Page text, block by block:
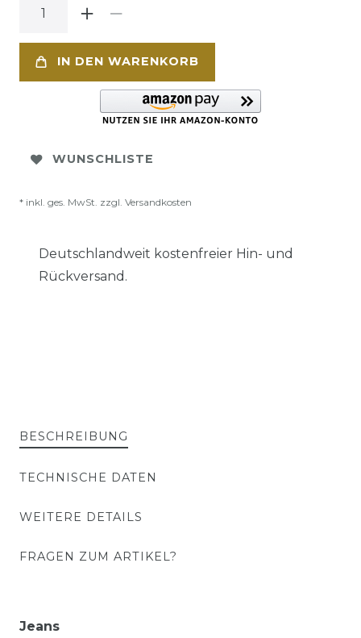
IN DEN WARENKORB
WUNSCHLISTE
* inkl. ges. MwSt. zzgl. Versandkosten
Deutschlandweit kostenfreier Hin- und
Rückversand.
BESCHREIBUNG
TECHNISCHE DATEN
WEITERE DETAILS
FRAGEN ZUM ARTIKEL?
Jeans